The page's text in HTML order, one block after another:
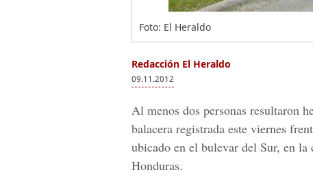
Foto: El Heraldo
Redacción El Heraldo
09.11.2012
Al menos dos personas resultaron
balacera registrada este viernes
ubicado en el bulevar del Sur, en
Honduras.